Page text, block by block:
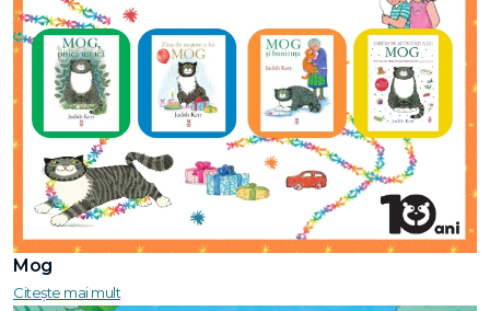
Mog
Citește mai mult